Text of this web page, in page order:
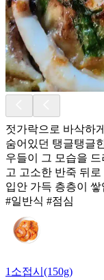
젓가락으로 바삭하
숨어있던 탱글탱글
우들이 그 모습을
고 고소한 반죽 뒤
입안 가득 층층이 쌓
#일반식 #점심
1소접시(150g)